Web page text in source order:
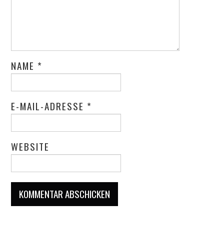
NAME *
E-MAIL-ADRESSE *
WEBSITE